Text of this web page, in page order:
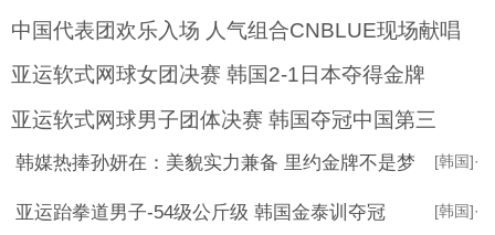
中国代表团欢乐入场 人气组合CNBLUE现场献唱
亚运软式网球女团决赛 韩国2-1日本夺得金牌
亚运软式网球男子团体决赛 韩国夺冠中国第三
·
[韩国]
韩媒热捧孙妍在：美貌实力兼备 里约金牌不是梦
·
[韩国]
亚运跆拳道男子-54级公斤级 韩国金泰训夺冠